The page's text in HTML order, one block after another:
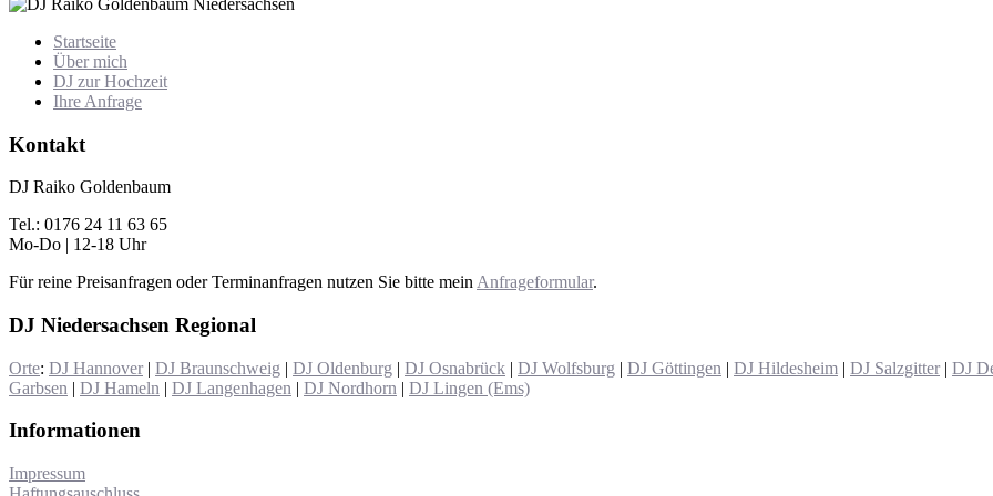
Startseite
Über mich
DJ zur Hochzeit
Ihre Anfrage
Kontakt
DJ Raiko Goldenbaum
Tel.: 0176 24 11 63 65
Mo-Do | 12-18 Uhr
Für reine Preisanfragen oder Terminanfragen nutzen Sie bitte mein Anfrageformular.
DJ Niedersachsen Regional
Orte: DJ Hannover | DJ Braunschweig | DJ Oldenburg | DJ Osnabrück | DJ Wolfsburg | DJ Göttingen | DJ Hildesheim | DJ Salzgitter | DJ
Garbsen | DJ Hameln | DJ Langenhagen | DJ Nordhorn | DJ Lingen (Ems)
Informationen
Impressum